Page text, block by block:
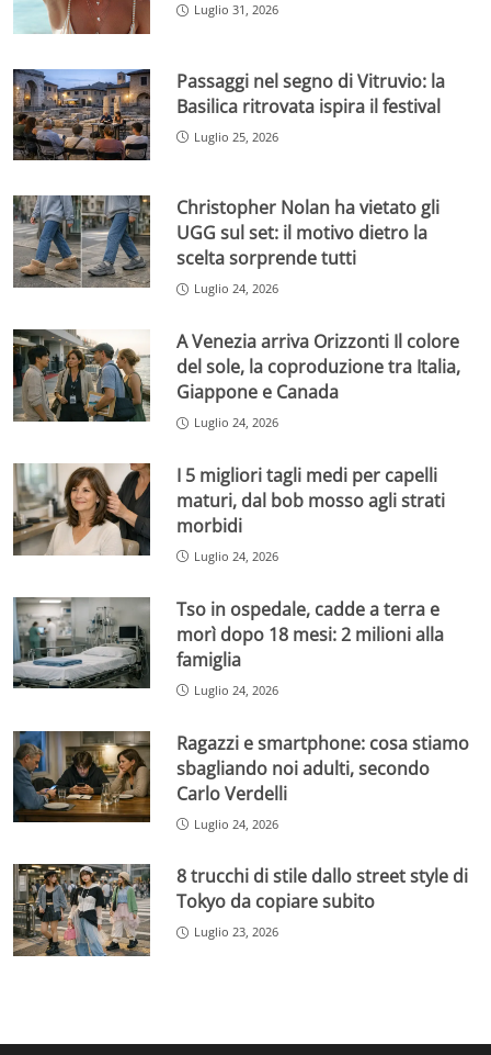
Luglio 31, 2026
Passaggi nel segno di Vitruvio: la
Basilica ritrovata ispira il festival
Luglio 25, 2026
Christopher Nolan ha vietato gli
UGG sul set: il motivo dietro la
scelta sorprende tutti
Luglio 24, 2026
A Venezia arriva Orizzonti Il colore
del sole, la coproduzione tra Italia,
Giappone e Canada
Luglio 24, 2026
I 5 migliori tagli medi per capelli
maturi, dal bob mosso agli strati
morbidi
Luglio 24, 2026
Tso in ospedale, cadde a terra e
morì dopo 18 mesi: 2 milioni alla
famiglia
Luglio 24, 2026
Ragazzi e smartphone: cosa stiamo
sbagliando noi adulti, secondo
Carlo Verdelli
Luglio 24, 2026
8 trucchi di stile dallo street style di
Tokyo da copiare subito
Luglio 23, 2026